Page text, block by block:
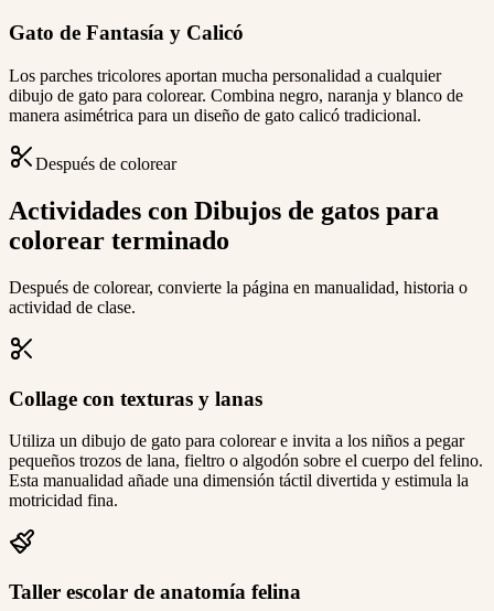
Gato de Fantasía y Calicó
Los parches tricolores aportan mucha personalidad a cualquier
dibujo de gato para colorear. Combina negro, naranja y blanco de
manera asimétrica para un diseño de gato calicó tradicional.
Después de colorear
Actividades con Dibujos de gatos para
colorear terminado
Después de colorear, convierte la página en manualidad, historia o
actividad de clase.
Collage con texturas y lanas
Utiliza un dibujo de gato para colorear e invita a los niños a pegar
pequeños trozos de lana, fieltro o algodón sobre el cuerpo del felino.
Esta manualidad añade una dimensión táctil divertida y estimula la
motricidad fina.
Taller escolar de anatomía felina